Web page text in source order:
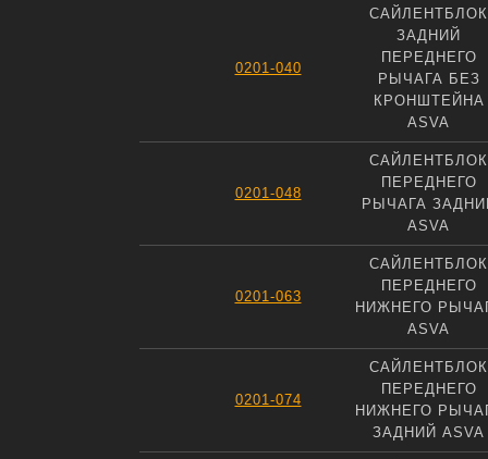
0201-040
САЙЛЕНТБЛОК
ЗАДНИЙ
ПЕРЕДНЕГО
РЫЧАГА БЕЗ
КРОНШТЕЙНА
ASVA
0201-048
САЙЛЕНТБЛОК
ПЕРЕДНЕГО
РЫЧАГА
ASVA
0201-063
САЙЛЕНТБЛОК
ПЕРЕДНЕГО
НИЖНЕГО
ASVA
0201-074
САЙЛЕНТБЛОК
ПЕРЕДНЕГО
НИЖНЕГО
ЗАДНИЙ ASVA